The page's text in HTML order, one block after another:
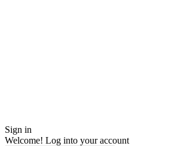
Sign in
Welcome! Log into your account